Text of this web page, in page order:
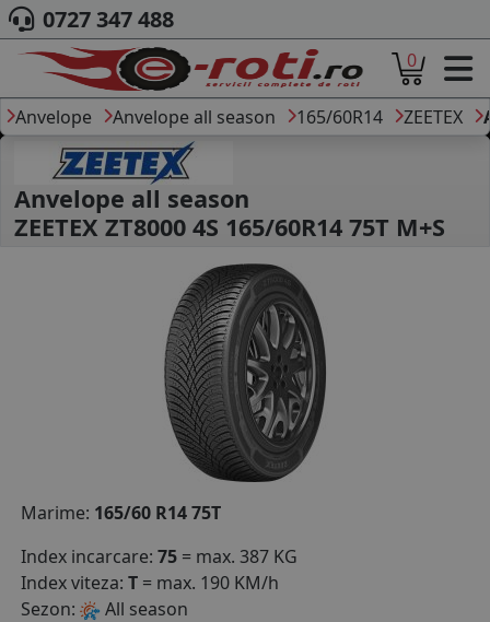
ACASA
DESPRE NOI
ANVELOPE
AUTO
CAMION
MOTO
CAUTARE DUPA
DIMENSIUNI
PRODUCATORI ANVELOPE
MARCA AUTO
BLOG
B2B - COLABORARE COMPANII
COS (0 PRODUSE
0727 347 488
0
Anvelope Anvelope all season 165/60R14 ZEETEX
Anvelope all season
ZEETEX ZT8000 4S 165/60R14 75T M+S
Marime: 165/60 R14 75T
Index incarcare: 75 = max. 387 KG
Index viteza: T = max. 190 KM/h
Sezon:
All season